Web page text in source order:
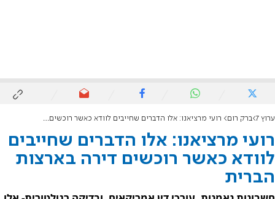
ערוץ 7 ברק רום רועי מרציאנו: אלו הדברים שחייבים לוודא כאשר רוכשים דירה בארצות הברית
רועי מרציאנו: אלו הדברים שחייבים
לוודא כאשר רוכשים דירה בארצות
הברית